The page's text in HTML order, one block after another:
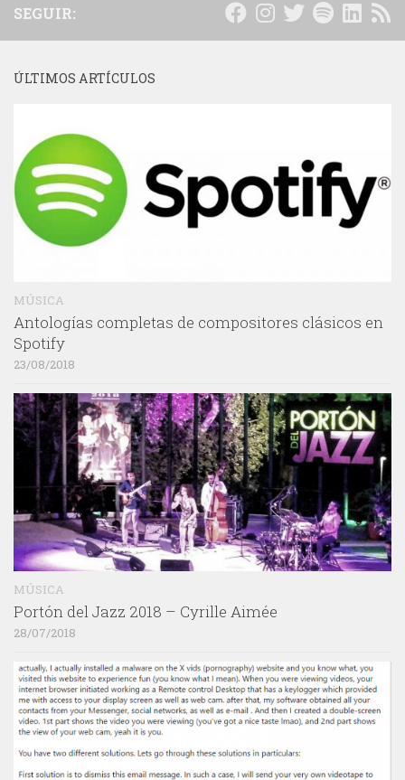
SEGUIR:
ÚLTIMOS ARTÍCULOS
MÚSICA
Antologías completas de compositores clásicos en
Spotify
23/08/2018
MÚSICA
Portón del Jazz 2018 – Cyrille Aimée
28/07/2018